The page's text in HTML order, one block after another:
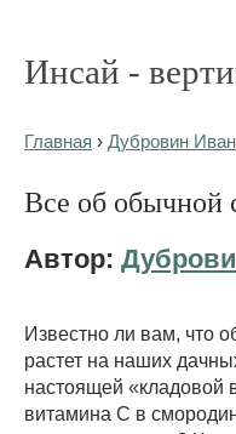
Инсай -
Главная › Дубровин Иван
Все об обычной
Автор:
Известно ли вам, что
растет на наших
настоящей «кладовой
витамина С в